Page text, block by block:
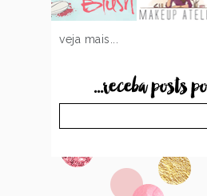
veja mais...
...receba posts